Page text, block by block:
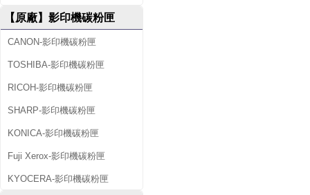
【原廠】影印機碳粉匣
CANON-影印機碳粉匣
TOSHIBA-影印機碳粉匣
RICOH-影印機碳粉匣
SHARP-影印機碳粉匣
KONICA-影印機碳粉匣
Fuji Xerox-影印機碳粉匣
KYOCERA-影印機碳粉匣